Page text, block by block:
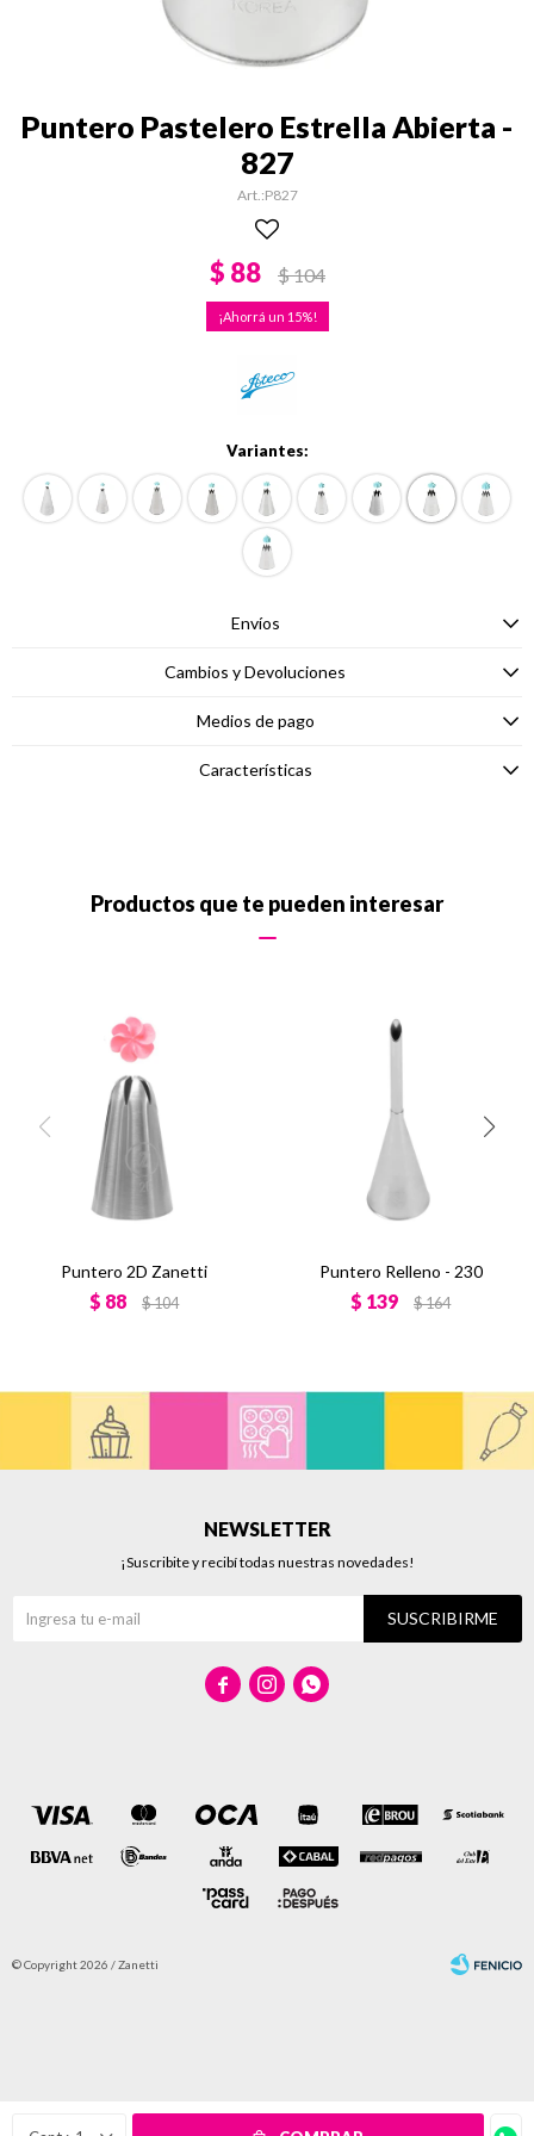
Puntero Pastelero Estrella Abierta -
827
P827
$ 88 $104
15
Variantes:
Envíos
Cambios y Devoluciones
Medios de pago
Características
Productos que te pueden interesar
Puntero 2D Zanetti
$ 88 $104
Puntero Relleno - 230
$ 139 $164
NEWSLETTER
¡Suscribite y recibí todas nuestras novedades!
SUSCRIBIRME
  
© Copyright 2026 / Zanetti